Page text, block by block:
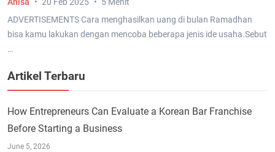
ADVERTISEMENTS Cara menghasilkan uang di bulan Ramadhan
bisa kamu lakukan dengan mencoba beberapa jenis ide usaha.Sebut
…
Artikel Terbaru
How Entrepreneurs Can Evaluate a Korean Bar Franchise
Before Starting a Business
June 5, 2026